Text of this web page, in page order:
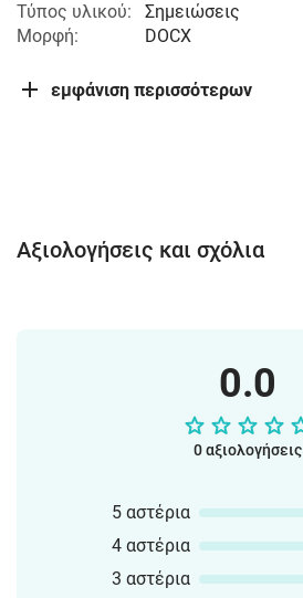
Τύπος υλικού:
Σημειώσεις
Μορφή:
DOCX
εμφάνιση περισσότερων
Αξιολογήσεις και σχόλια
0.0
0 αξιολογήσεις
5 αστέρια
4 αστέρια
3 αστέρια